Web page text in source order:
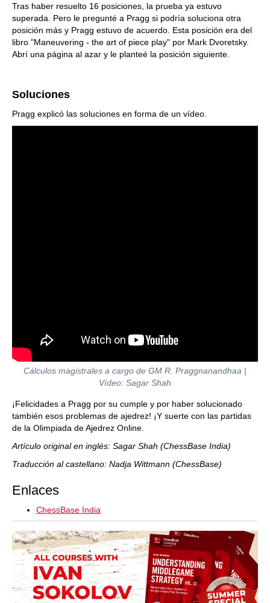
Tras haber resuelto 16 posiciones, la prueba ya estuvo
superada. Pero le pregunté a Pragg si podría soluciona otra
posición más y Pragg estuvo de acuerdo. Esta posición era del
libro "Maneuvering - the art of piece play" por Mark Dvoretsky.
Abrí una página al azar y le planteé la posición siguiente.
Soluciones
Pragg explicó las soluciones en forma de un vídeo.
Cálculos magistrales a cargo de GM R. Praggnanandhaa |
Vídeo: Sagar Shah
¡Felicidades a Pragg por su cumple y por haber solucionado
también esos problemas de ajedrez! ¡Y suerte con las partidas
de la Olimpiada de Ajedrez Online.
Artículo original en inglés: Sagar Shah (ChessBase India)
Traducción al castellano: Nadja Wittmann (ChessBase)
Enlaces
ChessBase India